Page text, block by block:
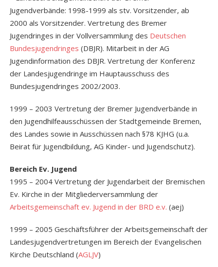
Jugendverbände: 1998-1999 als stv. Vorsitzender, ab
2000 als Vorsitzender. Vertretung des Bremer
Jugendringes in der Vollversammlung des Deutschen
Bundesjugendringes (DBJR). Mitarbeit in der AG
Jugendinformation des DBJR. Vertretung der Konferenz
der Landesjugendringe im Hauptausschuss des
Bundesjugendringes 2002/2003.
1999 – 2003 Vertretung der Bremer Jugendverbände in
den Jugendhilfeausschüssen der Stadtgemeinde Bremen,
des Landes sowie in Ausschüssen nach §78 KJHG (u.a.
Beirat für Jugendbildung, AG Kinder- und Jugendschutz).
Bereich Ev. Jugend
1995 – 2004 Vertretung der Jugendarbeit der Bremischen
Ev. Kirche in der Mitgliederversammlung der
Arbeitsgemeinschaft ev. Jugend in der BRD e.v. (aej)
1999 – 2005 Geschäftsführer der Arbeitsgemeinschaft der
Landesjugendvertretungen im Bereich der Evangelischen
Kirche Deutschland (AGLJV)